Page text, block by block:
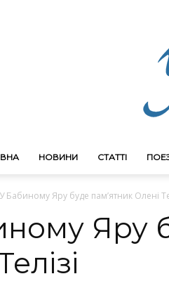
НОВИНИ СТАТТІ
У Бабиному Яру буде пам’ятник Олені
Яру